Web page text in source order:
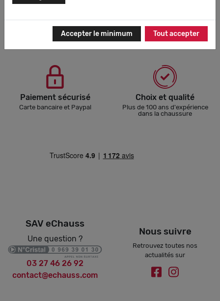
100 jours pour essayer
Frais de retour offerts !
Livraison gratuite
En point relais ou à domicile
Paiement sécurisé
Carte bancaire et Paypal
Choix et qualité
Plus de 100 ans d'expérience
dans la chaussure
SAV eChauss
Une question ?
03 27 46 26 92
contact@echauss.com
Nous suivre
Retrouvez toutes nos
actualités sur
Accepter le minimum Tout accepter